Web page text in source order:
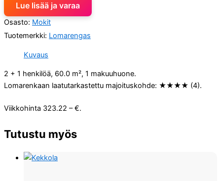
Lue lisää ja varaa
Osasto: Mokit
Tuotemerkki: Lomarengas
Kuvaus
2 + 1 henkilöä, 60.0 m², 1 makuuhuone.
Lomarenkaan laatutarkastettu majoituskohde: ★★★★ (4).
Viikkohinta 323.22 – €.
Tutustu myös